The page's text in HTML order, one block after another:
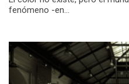
fenómeno -en...